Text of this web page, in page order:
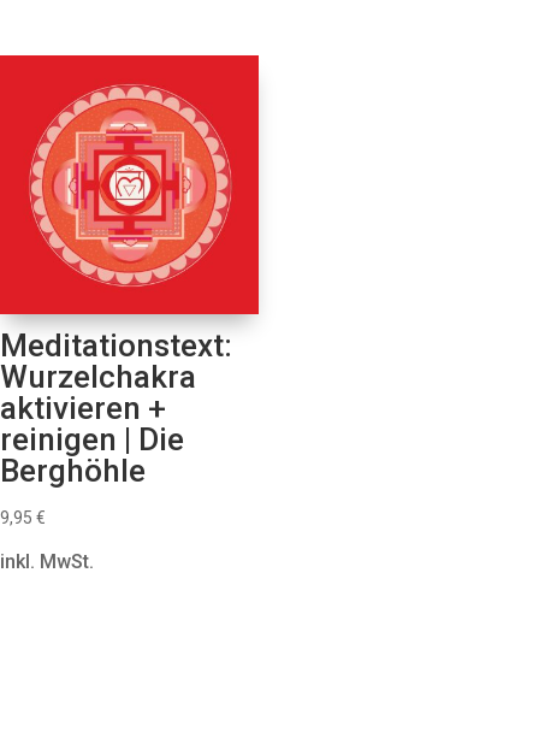
Meditationstext:
Wurzelchakra
aktivieren +
reinigen | Die
Berghöhle
9,95 €
inkl. MwSt.